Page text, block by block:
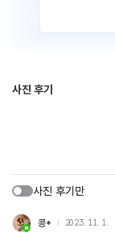
사진 후기
사진 후기만
콩* 2023. 11. 1.